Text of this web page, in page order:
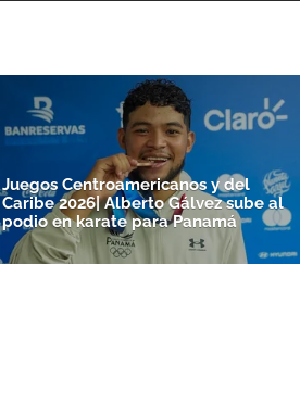
Juegos Centroamericanos y del
Caribe 2026| Alberto Gálvez sube al
podio en karate para Panamá